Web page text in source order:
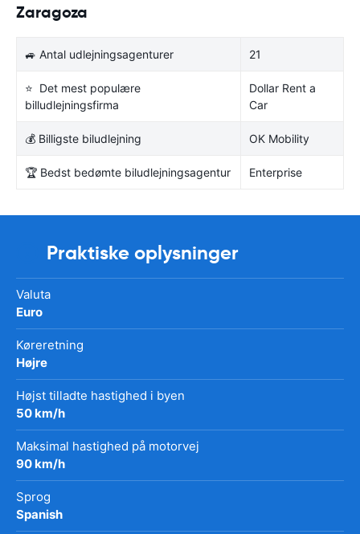
Zaragoza
🚙 Antal udlejningsagenturer 21
⭐ Det mest populære
billudlejningsfirma
Dollar Rent a
Car
💰 Billigste biludlejning OK Mobility
🏆 Bedst bedømte biludlejningsagentur Enterprise
Praktiske oplysninger
Valuta
Euro
Køreretning
Højre
Højst tilladte hastighed i byen
50 km/h
Maksimal hastighed på motorvej
90 km/h
Sprog
Spanish